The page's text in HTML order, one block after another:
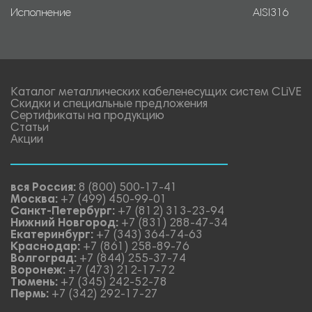
Исполнение AISI316
Каталог металлических кабеленесущих систем CLiVE
Скидки и специальные предложения
Сертификаты на продукцию
Статьи
Акции
вся Россия: 8 (800) 500-17-41
Москва: +7 (499) 450-99-01
Санкт-Петербург: +7 (812) 313-23-94
Нижний Новгород: +7 (831) 288-47-34
Екатеринбург: +7 (343) 364-74-63
Краснодар: +7 (861) 258-89-76
Волгоград: +7 (844) 255-37-74
Воронеж: +7 (473) 212-17-72
Тюмень: +7 (345) 242-52-78
Пермь: +7 (342) 292-17-27